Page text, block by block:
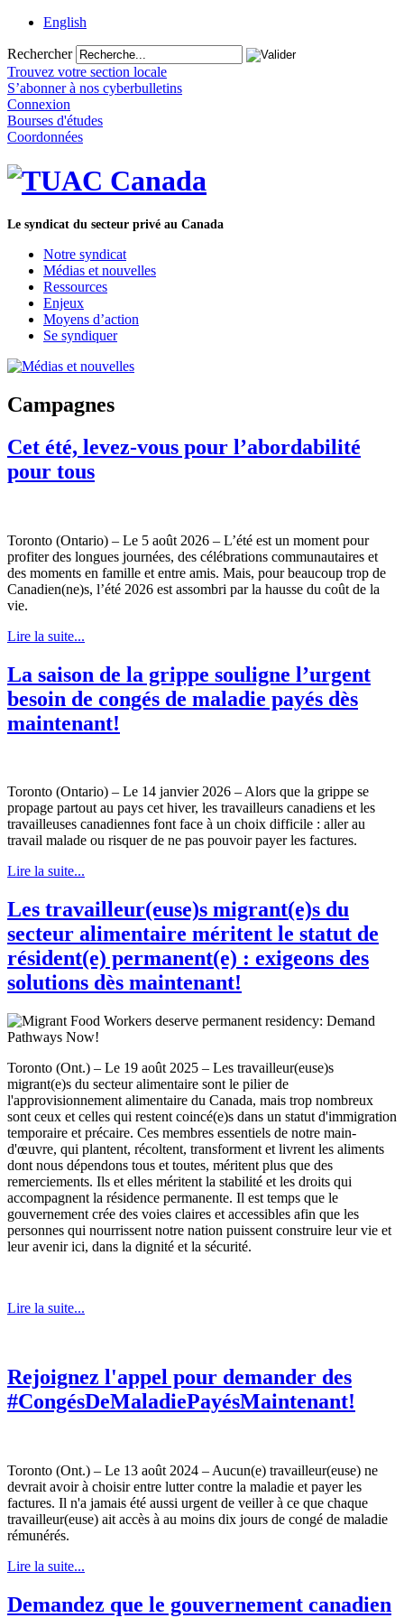
English
Rechercher
Trouvez votre section locale
S’abonner à nos cyberbulletins
Connexion
Bourses d'études
Coordonnées
Le syndicat du secteur privé au Canada
Notre syndicat
Médias et nouvelles
Ressources
Enjeux
Moyens d’action
Se syndiquer
Campagnes
Cet été, levez-vous pour l’abordabilité
pour tous
Toronto (Ontario) – Le 5 août 2026 – L’été est un moment pour
profiter des longues journées, des célébrations communautaires et
des moments en famille et entre amis. Mais, pour beaucoup trop de
Canadien(ne)s, l’été 2026 est assombri par la hausse du coût de la
vie.
Lire la suite...
La saison de la grippe souligne l’urgent
besoin de congés de maladie payés dès
maintenant!
Toronto (Ontario) – Le 14 janvier 2026 – Alors que la grippe se
propage partout au pays cet hiver, les travailleurs canadiens et les
travailleuses canadiennes font face à un choix difficile : aller au
travail malade ou risquer de ne pas pouvoir payer les factures.
Lire la suite...
Les travailleur(euse)s migrant(e)s du
secteur alimentaire méritent le statut de
résident(e) permanent(e) : exigeons des
solutions dès maintenant!
Toronto (Ont.) – Le 19 août 2025 – Les travailleur(euse)s
migrant(e)s du secteur alimentaire sont le pilier de
l'approvisionnement alimentaire du Canada, mais trop nombreux
sont ceux et celles qui restent coincé(e)s dans un statut d'immigration
temporaire et précaire. Ces membres essentiels de notre main-
d'œuvre, qui plantent, récoltent, transforment et livrent les aliments
dont nous dépendons tous et toutes, méritent plus que des
remerciements. Ils et elles méritent la stabilité et les droits qui
accompagnent la résidence permanente. Il est temps que le
gouvernement crée des voies claires et accessibles afin que les
personnes qui nourrissent notre nation puissent construire leur vie et
leur avenir ici, dans la dignité et la sécurité.
Lire la suite...
Rejoignez l'appel pour demander des
#CongésDeMaladiePayésMaintenant!
Toronto (Ont.) – Le 13 août 2024 – Aucun(e) travailleur(euse) ne
devrait avoir à choisir entre lutter contre la maladie et payer les
factures. Il n'a jamais été aussi urgent de veiller à ce que chaque
travailleur(euse) ait accès à au moins dix jours de congé de maladie
rémunérés.
Lire la suite...
Demandez que le gouvernement canadien